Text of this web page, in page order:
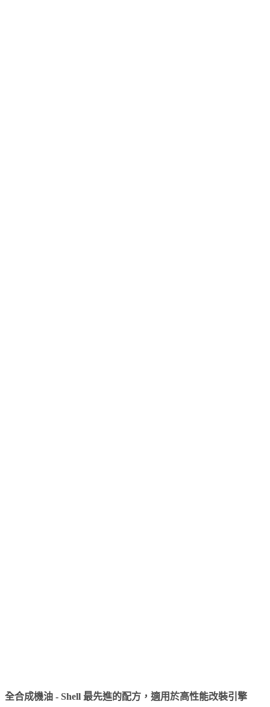
全合成機油 - Shell 最先進的配方，適用於高性能改裝引擎